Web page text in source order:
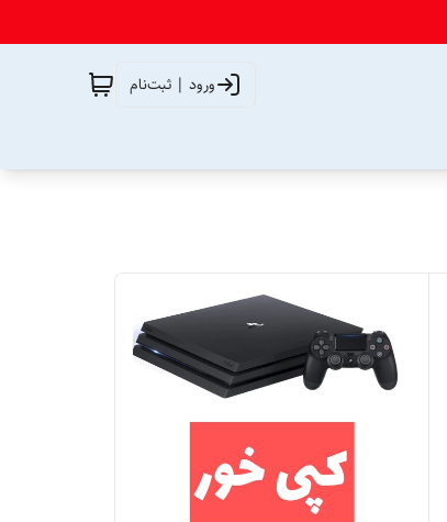
ورود | ثبت‌نام